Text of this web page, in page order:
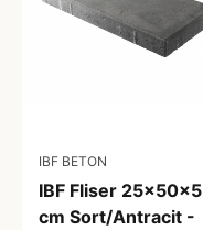
IBF BETON
IBF Fliser 25x50x5
cm Sort/Antracit -